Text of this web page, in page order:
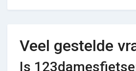
Veel gestelde
Is